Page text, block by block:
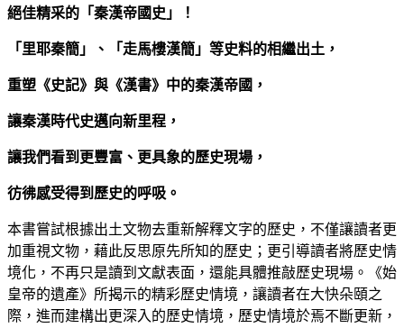
絕佳精采的「秦漢帝國史」！
「里耶秦簡」、「走馬樓漢簡」等史料的相繼出土，
重塑《史記》與《漢書》中的秦漢帝國，
讓秦漢時代史邁向新里程，
讓我們看到更豐富、更具象的歷史現場，
彷彿感受得到歷史的呼吸。
本書嘗試根據出土文物去重新解釋文字的歷史，不僅讓讀者更
加重視文物，藉此反思原先所知的歷史；更引導讀者將歷史情
境化，不再只是讀到文獻表面，還能具體推敲歷史現場。《始
皇帝的遺產》所揭示的精彩歷史情境，讓讀者在大快朵頤之
際，進而建構出更深入的歷史情境，歷史情境於焉不斷更新，